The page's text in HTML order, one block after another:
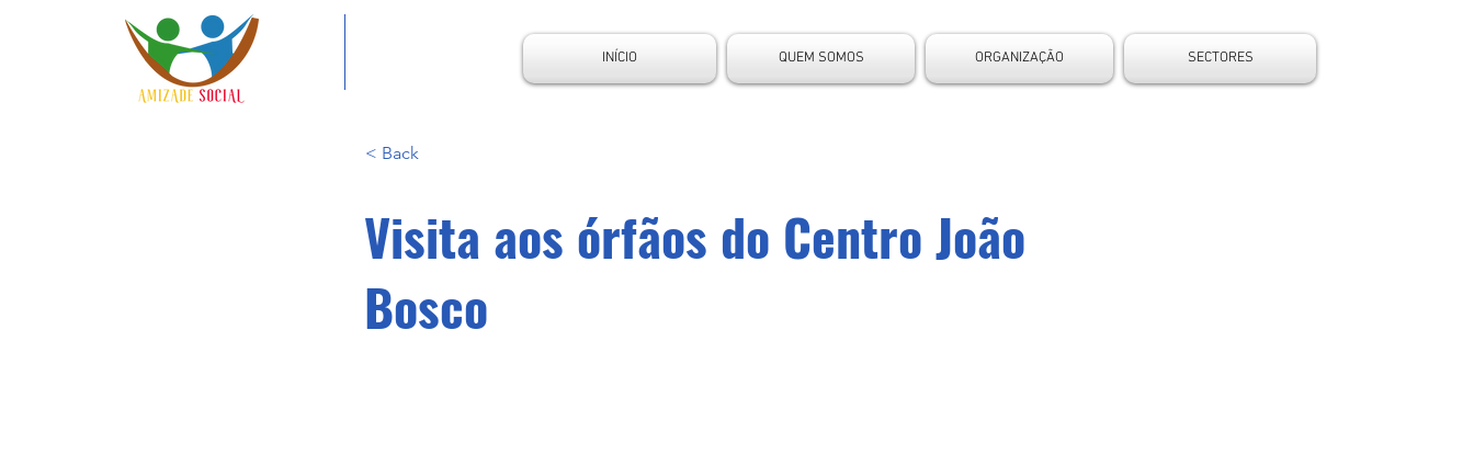
INÍCIO QUEM SOMOS ORGANIZAÇÃO SECTORES
< Back
Visita aos órfãos do Centro João
Bosco